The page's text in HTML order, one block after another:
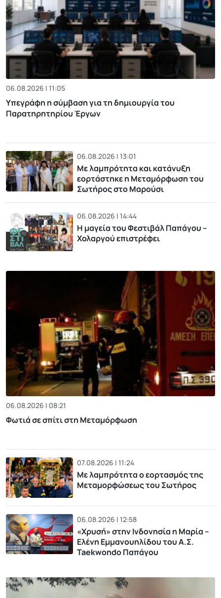
06.08.2026 | 11:05
Υπεγράφη η σύμβαση για τη δημιουργία του
Παρατηρητηρίου Έργων
06.08.2026 | 13:01
Με λαμπρότητα και κατάνυξη
εορτάστηκε η Μεταμόρφωση του
Σωτήρος στο Μαρούσι
06.08.2026 | 14:44
Η μαγεία του Φεστιβάλ Παπάγου –
Χολαργού επιστρέφει
06.08.2026 | 08:21
Φωτιά σε σπίτι στη Μεταμόρφωση
07.08.2026 | 11:24
Με λαμπρότητα ο εορτασμός της
Μεταμορφώσεως του Σωτήρος
06.08.2026 | 12:58
«Χρυσή» στην Ινδονησία η Μαρία –
Ελένη Εμμανουηλίδου του Α.Σ.
Taekwondo Παπάγου